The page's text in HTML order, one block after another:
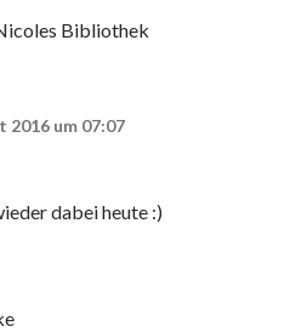
Bibliothek
2016 um 07:07
dabei heute :)